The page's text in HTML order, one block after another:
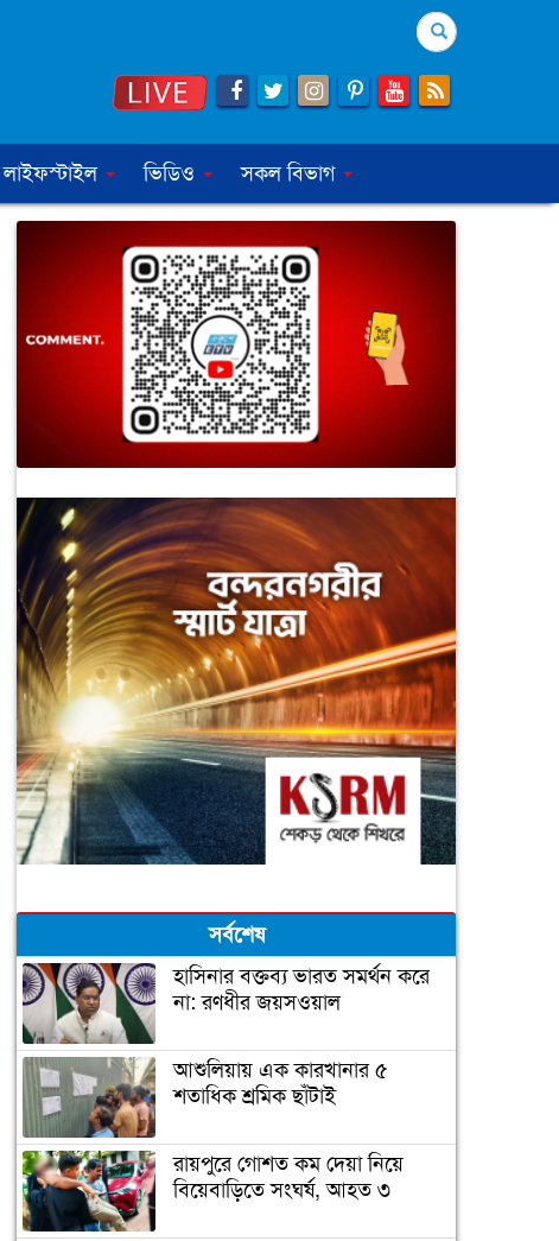
Search
লাইফস্টাইল ভিডিও সকল বিভাগ
সর্বশেষ
হাসিনার বক্তব্য ভারত সমর্থন করে
না: রণধীর জয়সওয়াল
আশুলিয়ায় এক কারখানার ৫
শতাধিক শ্রমিক ছাঁটাই
রায়পুরে গোশত কম দেয়া নিয়ে
বিয়েবাড়িতে সংঘর্ষ, আহত ৩